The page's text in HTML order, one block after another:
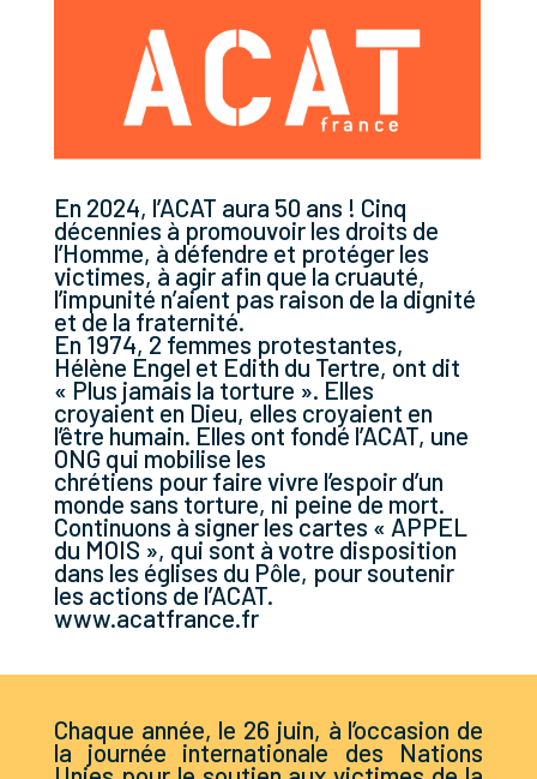
En 2024, l’ACAT aura 50 ans ! Cinq
décennies à promouvoir les droits de
l’Homme, à défendre et protéger les
victimes, à agir afin que la cruauté,
l’impunité n’aient pas raison de la dignité
et de la fraternité.
En 1974, 2 femmes protestantes,
Hélène Engel et Edith du Tertre, ont dit
« Plus jamais la torture ». Elles
croyaient en Dieu, elles croyaient en
l’être humain. Elles ont fondé l’ACAT, une
ONG qui mobilise les
chrétiens pour faire vivre l’espoir d’un
monde sans torture, ni peine de mort.
Continuons à signer les cartes « APPEL
du MOIS », qui sont à votre disposition
dans les églises du Pôle, pour soutenir
les actions de l’ACAT.
www.acatfrance.fr
Chaque année, le 26 juin, à l’occasion de
la journée internationale des Nations